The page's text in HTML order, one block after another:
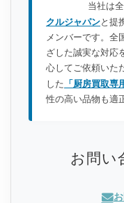
当社は全国規
クルジャパンと提
メンバーです。全
ざした誠実な対応
心してご依頼いた
した 「厨房買取専
性の高い品物も適
お問い